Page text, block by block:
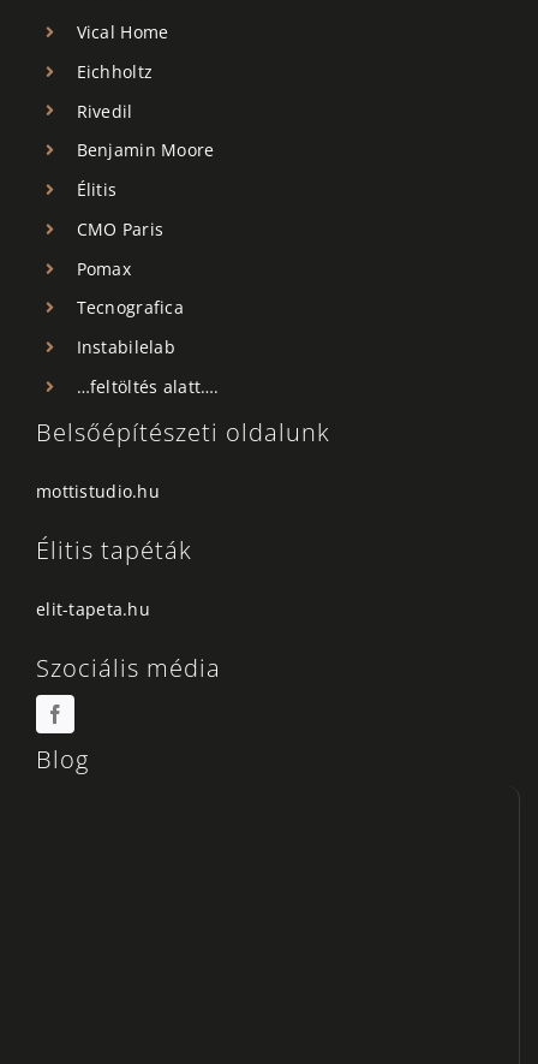
Vical Home
Eichholtz
Rivedil
Benjamin Moore
Élitis
CMO Paris
Pomax
Tecnografica
Instabilelab
…feltöltés alatt….
Belsőépítészeti oldalunk
mottistudio.hu
Élitis tapéták
elit-tapeta.hu
Szociális média
Blog